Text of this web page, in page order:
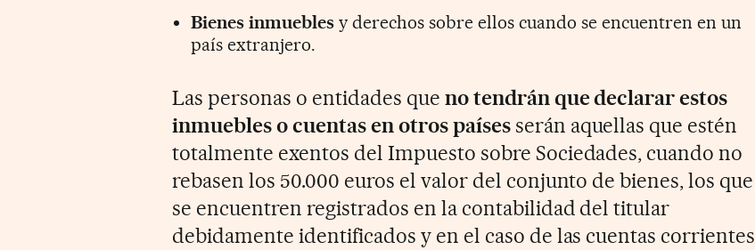
Bienes inmuebles y derechos sobre ellos cuando se encuentren en un
país extranjero.
Las personas o entidades que no tendrán que declarar estos
inmuebles o cuentas en otros paísesserán aquellas que estén
totalmente exentos del Impuesto sobre Sociedades, cuando no
rebasen los 50.000 euros el valor del conjunto de bienes, los que
se encuentren registrados en la contabilidad del titular
debidamente identificados y en el caso de las cuentas corrientes